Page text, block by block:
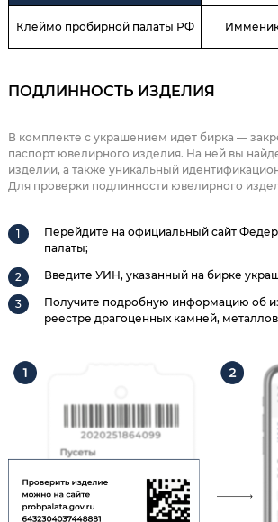
Клеймо пробирной палаты РФ
ПОДЛИННОСТЬ ИЗДЕЛИЯ
В комплекте с украшением идет бирка —
паспорт ювелирного изделия. На ней вы
изделии, а также уникальный
Для проверки подлинности ювелирного
Перейдите на официальный сайт
палаты;
Введите УИН, указанный на бирке
Получите подробную информацию об
реестре драгоценных камней,